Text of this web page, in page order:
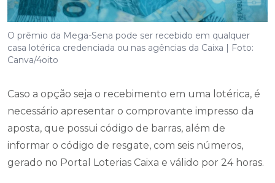
O prêmio da Mega-Sena pode ser recebido em qualquer
casa lotérica credenciada ou nas agências da Caixa | Foto:
Canva/4oito
Caso a opção seja o recebimento em uma lotérica, é
necessário apresentar o comprovante impresso da
aposta, que possui código de barras, além de
informar o código de resgate, com seis números,
gerado no Portal Loterias Caixa e válido por 24 horas.